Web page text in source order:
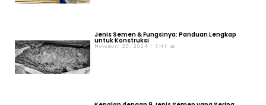
Jenis Semen & Fungsinya: Panduan Lengkap
untuk Konstruksi
November 25, 2024 9:49 am